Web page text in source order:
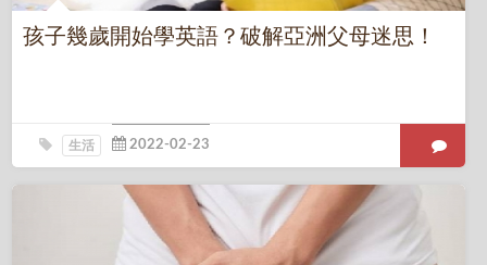
孩子幾歲開始學英語？破解亞洲父母迷思！
生活